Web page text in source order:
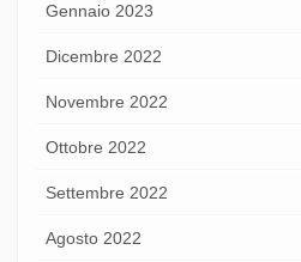
Gennaio 2023
Dicembre 2022
Novembre 2022
Ottobre 2022
Settembre 2022
Agosto 2022